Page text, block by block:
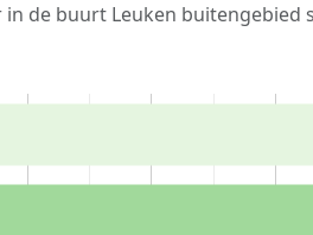
in de buurt Leuken buitengebied